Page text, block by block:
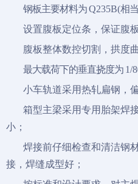
钢板主要材料为Q235B(相
设置腹板定位条，保证腹
腹板整体数控切割，拱度
最大载荷下的垂直挠度为 1/
小车轨道采用热轧扁钢，
箱型主梁采用专用胎架焊
小；
焊接前仔细检查和清洁钢
接，焊缝成型好；